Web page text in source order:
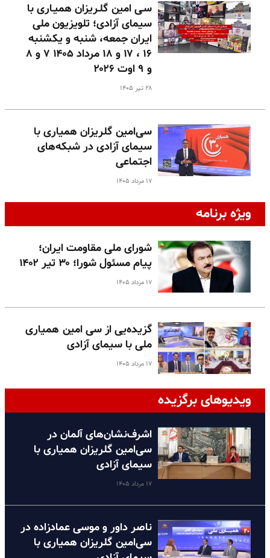
سـی امین گلـریزان همیـاری با
سیمای آزادی؛ تلویزیون ملی
ایران جمعه، شنبه و یکشنبه
۱۶ ، ۱۷ و ۱۸ مرداد ۱۴۰۵ ۷ و ۸
و ۹ اوت ۲۰۲۶
۲۸ تیر ۱۴۰۵
سی‌امین گلریزان همیاری با
سیمای آزادی در شبکه‌های
اجتماعی
۱۷ مرداد ۱۴۰۵
ویژه برنامه
شورای ملی مقاومت ایران؛
پیام مسئول شورا؛ ۳۰ تیر ۱۴۰۲
۱۷ مرداد ۱۴۰۵
گزیده‌یی از سی امین همیاری
ملی با سیمای آزادی
۱۷ مرداد ۱۴۰۵
ویدیوهای برگزیده
اشرف‌نشان‌های آلمان در
سی‌امین گلریزان همیاری با
سیمای آزادی
۱۷ مرداد ۱۴۰۵
ناصر داور و موسی عمادزاده در
سی‌امین گلریزان همیاری با